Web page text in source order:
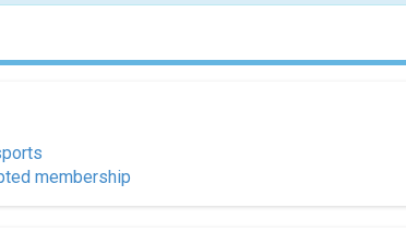
membership